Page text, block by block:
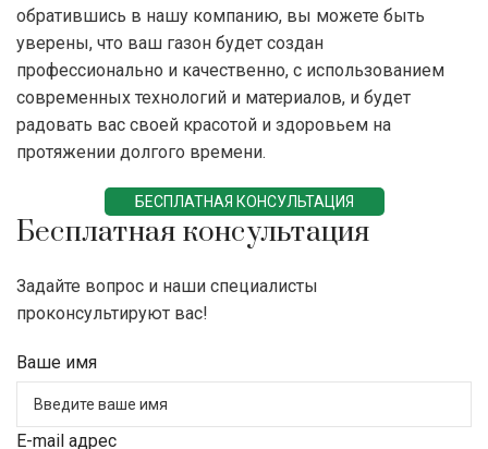
обратившись в нашу компанию, вы можете быть
уверены, что ваш газон будет создан
профессионально и качественно, с использованием
современных технологий и материалов, и будет
радовать вас своей красотой и здоровьем на
протяжении долгого времени.
БЕСПЛАТНАЯ КОНСУЛЬТАЦИЯ
Бесплатная консультация
Задайте вопрос и наши специалисты
проконсультируют вас!
Ваше имя
E-mail адрес